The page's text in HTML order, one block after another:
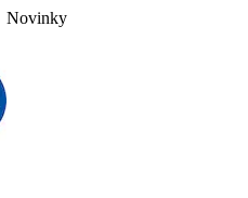
Novinky